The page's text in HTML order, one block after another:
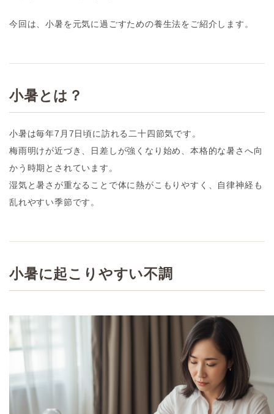
今回は、小暑を元気に過ごすための養生法をご紹介します。
小暑とは？
小暑は毎年7月7日頃に訪れる二十四節気です。
梅雨明けが近づき、日差しが強くなり始め、本格的な暑さへ向
かう時期とされています。
湿気と暑さが重なることで体に熱がこもりやすく、自律神経も
乱れやすい季節です。
小暑に起こりやすい不調